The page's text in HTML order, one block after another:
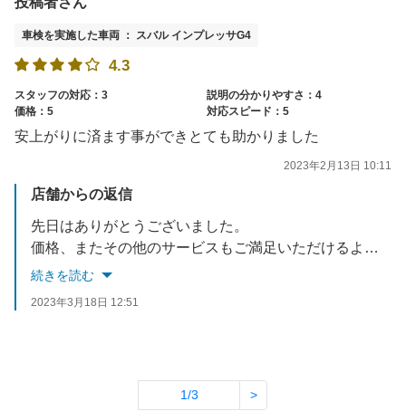
車検を実施した車両 ： スバル インプレッサG4
4.3
スタッフの対応：3
説明の分かりやすさ：4
価格：5
対応スピード：5
安上がりに済ます事ができとても助かりました
2023年2月13日 10:11
店舗からの返信
先日はありがとうございました。
価格、またその他のサービスもご満足いただけるよう頑張ります！
今後ともよろしくお願いいたします。
続きを読む
2023年3月18日 12:51
1/3 >